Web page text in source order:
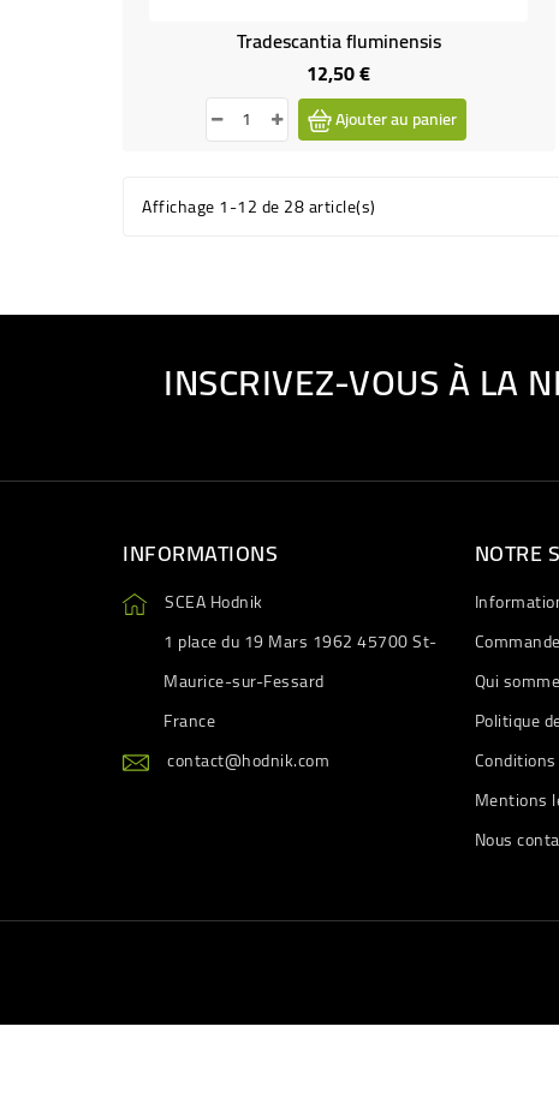
Tradescantia fluminensis
12,50 €Prix
Ajouter au panier
Affichage 1-12 de 28 article(s)
INSCRIVEZ-VOUS À LA
INFORMATIONS
SCEA Hodnik
1 place du 19 Mars 1962 45700 St-
Maurice-sur-Fessard
France
contact@hodnik.com
NOTRE
Qui
Politique
Mentions
Nous